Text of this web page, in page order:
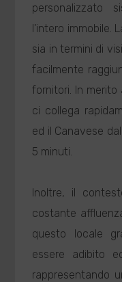
personalizzato
l'intero immobile.
sia in termini di
facilmente
fornitori. In
ci collega
ed il Canavese
5 minuti.
Inoltre, il
costante
questo locale
essere adibito
rappresentando